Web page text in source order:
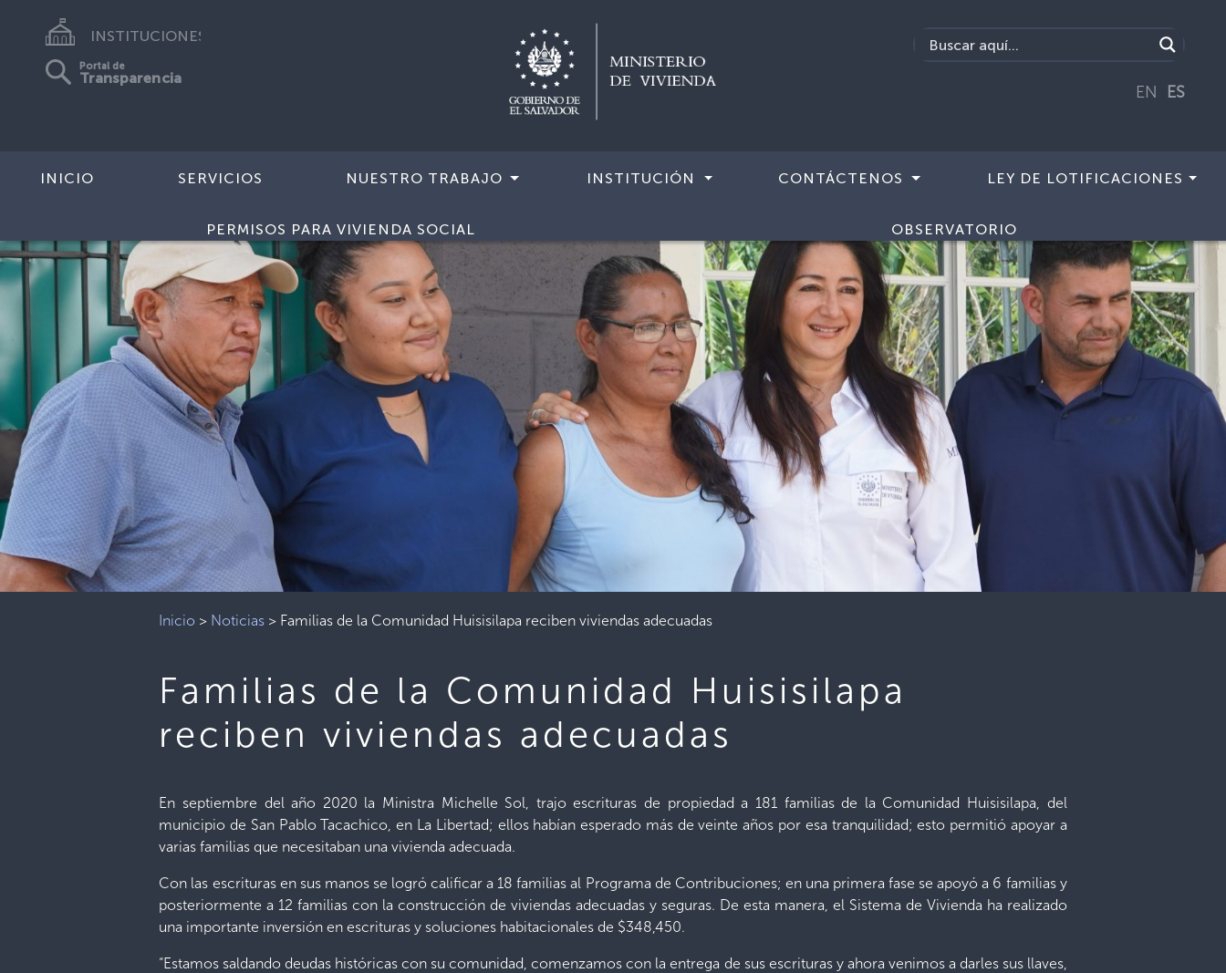
INSTITUCIONES
Portal de
Transparencia
EN ES
INICIO SERVICIOS NUESTRO TRABAJO INSTITUCIÓN CONTÁCTENOS LEY DE LOTIFICACIONES
PERMISOS PARA VIVIENDA SOCIAL OBSERVATORIO
Inicio > Noticias > Familias de la Comunidad Huisisilapa reciben viviendas adecuadas
Familias de la Comunidad Huisisilapa
reciben viviendas adecuadas
En septiembre del año 2020 la Ministra Michelle Sol, trajo escrituras de propiedad a 181 familias de la Comunidad Huisisilapa, del
municipio de San Pablo Tacachico, en La Libertad; ellos habían esperado más de veinte años por esa tranquilidad; esto permitió apoyar a
varias familias que necesitaban una vivienda adecuada.
Con las escrituras en sus manos se logró calificar a 18 familias al Programa de Contribuciones; en una primera fase se apoyó a 6 familias y
posteriormente a 12 familias con la construcción de viviendas adecuadas y seguras. De esta manera, el Sistema de Vivienda ha realizado
una importante inversión en escrituras y soluciones habitacionales de $348,450.
“Estamos saldando deudas históricas con su comunidad, comenzamos con la entrega de sus escrituras y ahora venimos a darles sus llaves,